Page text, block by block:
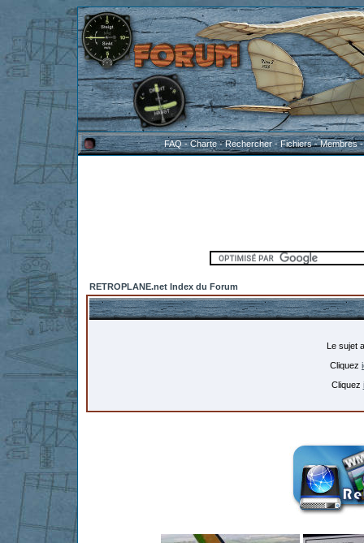
FAQ-Charte-Rechercher-Fichiers-Membres
RETROPLANE.net Index du Forum
Le sujet
Cliquez
Cliquez